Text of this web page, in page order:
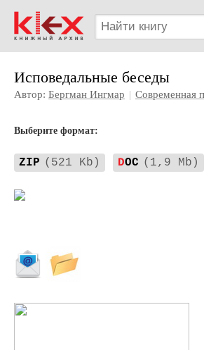
Исповедальные беседы
Автор: Бергман Ингмар | Современная
Выберите формат:
ZIP (521 Kb) DOC (1,9 Mb)